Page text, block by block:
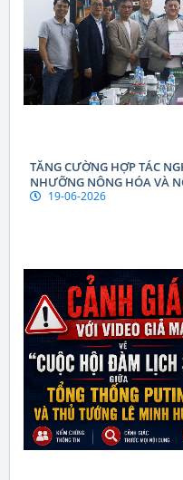
TĂNG CƯỜNG HỢP TÁC
NHƯỠNG NÔNG HÓA VÀ
19-06-2026